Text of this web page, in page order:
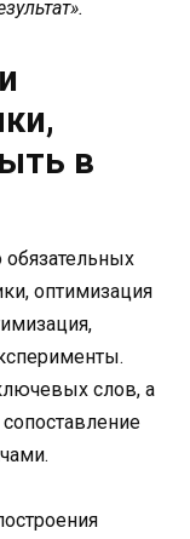
в
оптимизация
слов, а